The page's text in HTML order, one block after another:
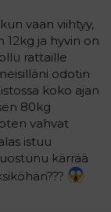
vaan viihtyy,
12kg ja hyvin on
rattaille
odotin
koko ajan
80kg
vahvat
istuu
kärrää